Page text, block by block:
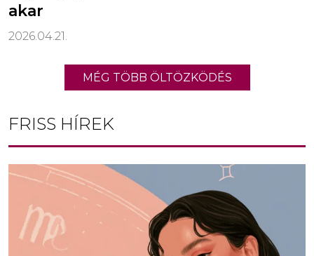
akar
2026.04.21.
MÉG TÖBB ÖLTÖZKÖDÉS
FRISS HÍREK